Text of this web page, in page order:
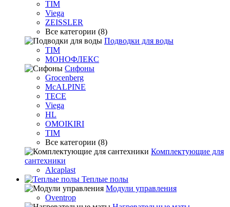
TIM
Viega
ZEISSLER
Все категории (8)
Подводки для воды
TIM
МОНОФЛЕКС
Сифоны
Grocenberg
McALPINE
TECE
Viega
HL
OMOIKIRI
TIM
Все категории (8)
Комплектующие для
сантехники
Alcaplast
Теплые полы
Модули управления
Oventrop